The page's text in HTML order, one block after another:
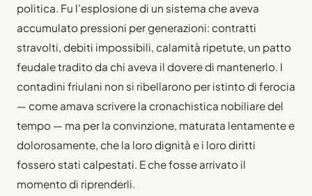
politica. Fu l'esplosione di un sistema che aveva
accumulato pressioni per generazioni: contratti
stravolti, debiti impossibili, calamità ripetute, un patto
feudale tradito da chi aveva il dovere di mantenerlo. I
contadini friulani non si ribellarono per istinto di ferocia
— come amava scrivere la cronachistica nobiliare del
tempo — ma per la convinzione, maturata lentamente e
dolorosamente, che la loro dignità e i loro diritti
fossero stati calpestati. E che fosse arrivato il
momento di riprenderli.